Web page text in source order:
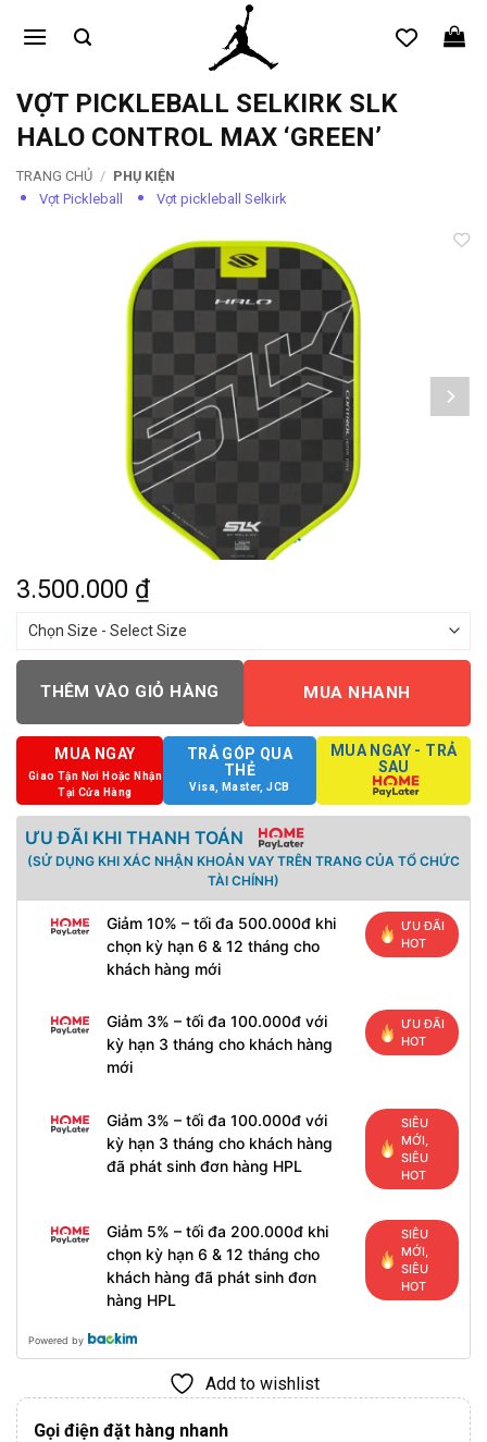
qua
dungVỢT PICKLEBALL SELKIRK SLK
HALO CONTROL MAX ‘GREEN’
TRANG CHỦ / PHỤ KIỆN
Vợt Pickleball
Vợt pickleball Selkirk
3.500.000 ₫
THÊM VÀO GIỎ HÀNG MUA NHANH
MUA NGAY
Giao Tận Nơi Hoặc Nhận
Tại Cửa Hàng
TRẢ GÓP QUA
THẺ
Visa, Master, JCB
MUA NGAY - TRẢ
SAU
ƯU ĐÃI KHI THANH TOÁN
(SỬ DỤNG KHI XÁC NHẬN KHOẢN VAY TRÊN TRANG CỦA TỔ CHỨC
TÀI CHÍNH)
Giảm 10% – tối đa 500.000đ khi
chọn kỳ hạn 6 & 12 tháng cho
khách hàng mới
ƯU ĐÃI
HOT
Giảm 3% – tối đa 100.000đ với
kỳ hạn 3 tháng cho khách hàng
mới
ƯU ĐÃI
HOT
Giảm 3% – tối đa 100.000đ với
kỳ hạn 3 tháng cho khách hàng
đã phát sinh đơn hàng HPL
SIÊU
MỚI,
SIÊU
HOT
Giảm 5% – tối đa 200.000đ khi
chọn kỳ hạn 6 & 12 tháng cho
khách hàng đã phát sinh đơn
hàng HPL
SIÊU
MỚI,
SIÊU
HOT
Powered by
Add to wishlist
Gọi điện đặt hàng nhanh